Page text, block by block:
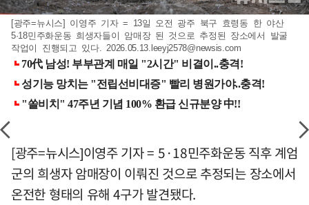
[광주=뉴시스] 이영주 기자 = 13일 오전 광주 북구 효령동 한 야산
5·18민주화운동 희생자들이 암매장 된 것으로 추정된 장소에서 발굴
작업이 진행되고 있다.2026.05.13.leeyj2578@newsis.com
[광주=뉴시스]이영주 기자 = 5·18민주화운동 직후 계엄
군의 희생자 암매장이 이뤄진 것으로 추정되는 장소에서
온전한 형태의 유해 4구가 발견됐다.